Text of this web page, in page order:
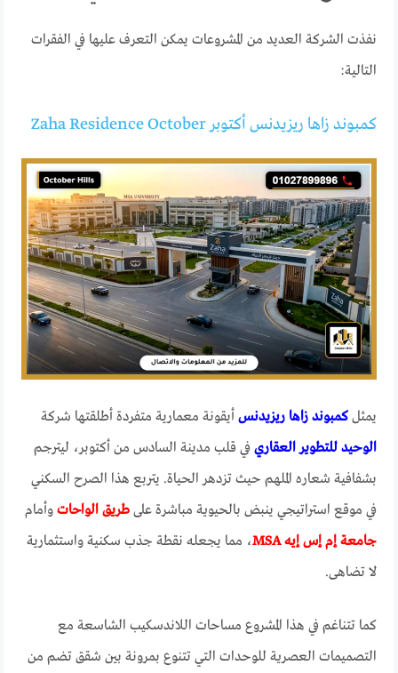
نفذت الشركة العديد من المشروعات يمكن التعرف عليها في الفقرات
التالية:
كمبوند زاها ريزيدنس أكتوبر Zaha Residence October
يمثلكمبوند زاها ريزيدنس أيقونة معمارية متفردة أطلقتها شركة
الوحيد للتطوير العقاري في قلب مدينة السادس من أكتوبر، ليترجم
بشفافية شعاره الملهم حيث تزدهر الحياة. يتربع هذا الصرح السكني
في موقع استراتيجي ينبض بالحيوية مباشرة علىطريق الواحات وأمام
جامعة إم إس إيه MSA
، مما يجعله نقطة جذب سكنية واستثمارية
لا تضاهى.
كما تتناغم في هذا المشروع مساحات اللاندسكيب الشاسعة مع
التصميمات العصرية للوحدات التي تتنوع بمرونة بين شقق تضم من